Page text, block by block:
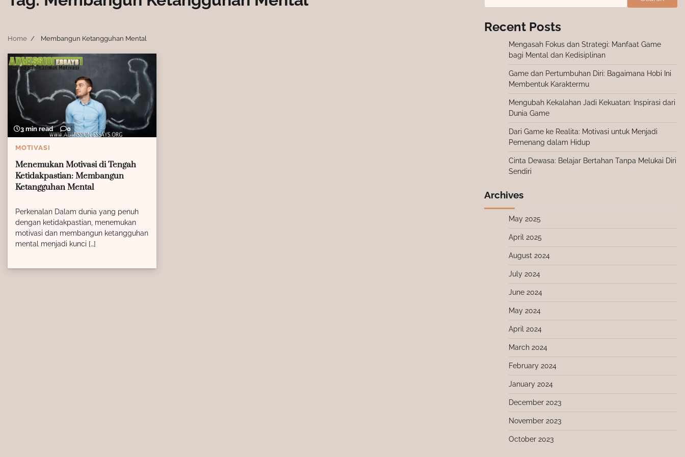
Home Membangun Ketangguhan Mental
3 min read 0
MOTIVASI
Menemukan Motivasi di Tengah
Ketidakpastian: Membangun
Ketangguhan Mental
Perkenalan Dalam dunia yang penuh
dengan ketidakpastian, menemukan
motivasi dan membangun ketangguhan
mental menjadi kunci […]
Recent Posts
Mengasah Fokus dan Strategi: Manfaat Game
bagi Mental dan Kedisiplinan
Game dan Pertumbuhan Diri: Bagaimana Hobi Ini
Membentuk Karaktermu
Mengubah Kekalahan Jadi Kekuatan: Inspirasi dari
Dunia Game
Dari Game ke Realita: Motivasi untuk Menjadi
Pemenang dalam Hidup
Cinta Dewasa: Belajar Bertahan Tanpa Melukai Diri
Sendiri
Archives
May 2025
April 2025
August 2024
July 2024
June 2024
May 2024
April 2024
March 2024
February 2024
January 2024
December 2023
November 2023
October 2023